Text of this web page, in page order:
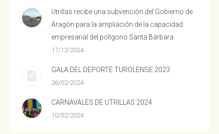
Utrillas recibe una subvención del Gobierno de
Aragón para la ampliación de la capacidad
empresarial del polígono Santa Bárbara
17/12/2024
GALA DEL DEPORTE TUROLENSE 2023
26/02/2024
CARNAVALES DE UTRILLAS 2024
10/02/2024